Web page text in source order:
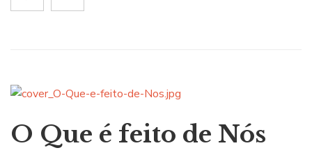
O Que é feito de Nós